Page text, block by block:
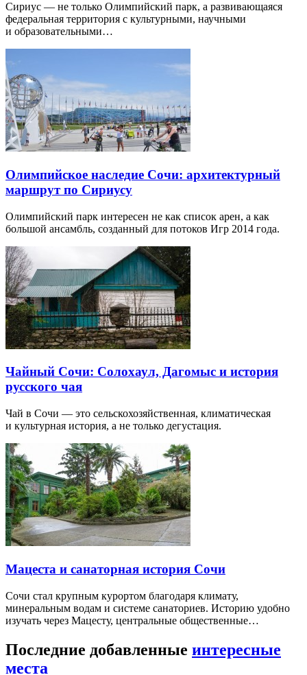
Сириус — не только Олимпийский парк, а развивающаяся
федеральная территория с культурными, научными
и образовательными…
Олимпийское наследие Сочи: архитектурный
маршрут по Сириусу
Олимпийский парк интересен не как список арен, а как
большой ансамбль, созданный для потоков Игр 2014 года.
Чайный Сочи: Солохаул, Дагомыс и история
русского чая
Чай в Сочи — это сельскохозяйственная, климатическая
и культурная история, а не только дегустация.
Мацеста и санаторная история Сочи
Сочи стал крупным курортом благодаря климату,
минеральным водам и системе санаториев. Историю удобно
изучать через Мацесту, центральные общественные…
Последние добавленные интересные
места